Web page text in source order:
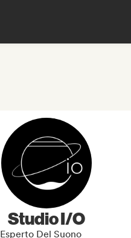
Studio I/O
Esperto Del Suono